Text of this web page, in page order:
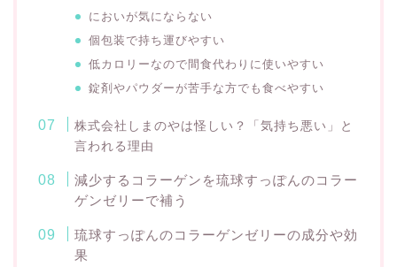
においが気にならない
個包装で持ち運びやすい
低カロリーなので間食代わりに使いやすい
錠剤やパウダーが苦手な方でも食べやすい
株式会社しまのやは怪しい？「気持ち悪い」と
言われる理由
減少するコラーゲンを琉球すっぽんのコラー
ゲンゼリーで補う
琉球すっぽんのコラーゲンゼリーの成分や効
果